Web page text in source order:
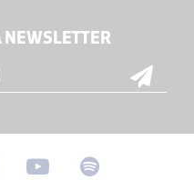
NEWSLETTER